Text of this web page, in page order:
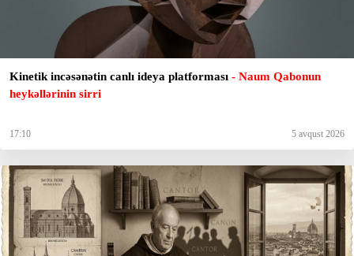
Kinetik incəsənətin canlı ideya platforması - Naum Qabonun
heykəllərinin sirri
17:10 5 avqust 2026